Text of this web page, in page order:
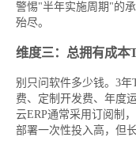
警惕"半年实施周期"的
殆尽。
维度三：总拥有成本
别只问软件多少钱。3年
费、定制开发费、年度运
云ERP通常采用订阅制
部署一次性投入高，但